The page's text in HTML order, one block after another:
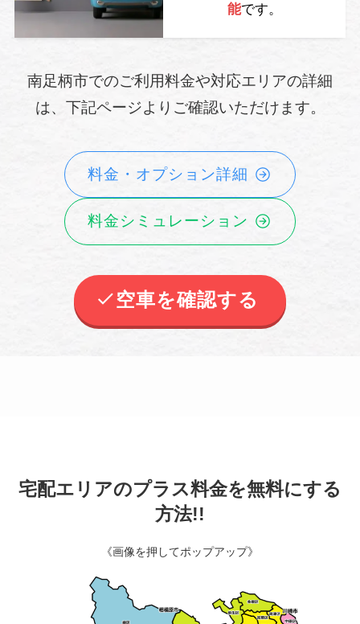
能です。
南足柄市でのご利用料金や対応エリアの詳細
は、下記ページよりご確認いただけます。
料金・オプション詳細
料金シミュレーション
空車を確認する
宅配エリアのプラス料金を無料にする
方法!!
《画像を押してポップアップ》